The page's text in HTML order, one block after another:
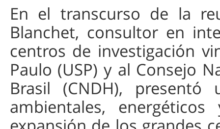
En el transcurso de la
Blanchet, consultor en
centros de investigación
Paulo (USP) y al Consejo
Brasil (CNDH),
ambientales,